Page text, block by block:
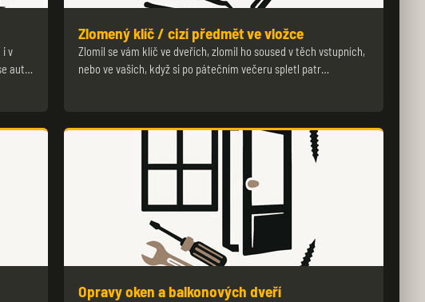
i v
aut…
Zlomený klíč / cizí předmět ve vložce
Zlomil se vám klíč ve dveřích, zlomil ho soused v těch vstupních,
nebo ve vašich, když si po pátečním večeru spletl patr…
Opravy oken a balkonových dveří